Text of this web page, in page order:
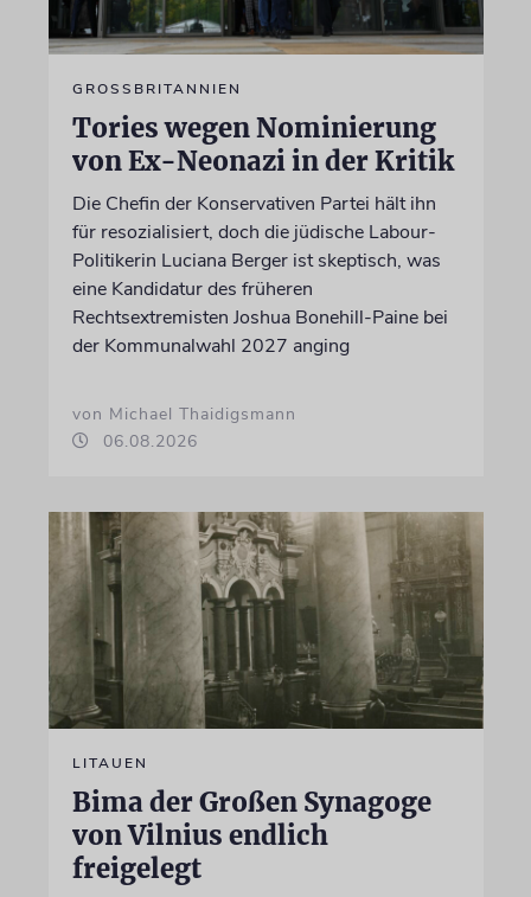
GROSSBRITANNIEN
Tories wegen Nominierung
von Ex-Neonazi in der Kritik
Die Chefin der Konservativen Partei hält ihn
für resozialisiert, doch die jüdische Labour-
Politikerin Luciana Berger ist skeptisch, was
eine Kandidatur des früheren
Rechtsextremisten Joshua Bonehill-Paine bei
der Kommunalwahl 2027 anging
von Michael Thaidigsmann
06.08.2026
LITAUEN
Bima der Großen Synagoge
von Vilnius endlich
freigelegt